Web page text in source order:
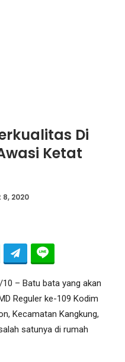
Di
Ketat
8, 2020
– Batu bata yang akan
Reguler ke-109 Kodim
Kecamatan Kangkung,
satunya di rumah